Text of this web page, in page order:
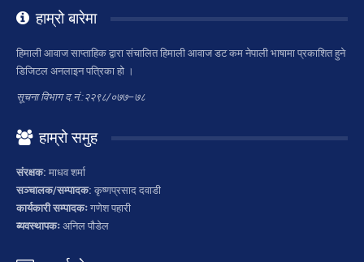
हाम्रो बारेमा
हिमाली आवाज साप्ताहिक द्वारा संचालित हिमाली आवाज डट कम नेपाली भाषामा प्रकाशित हुने
डिजिटल अनलाइन पत्रिका हो ।
सूचना विभाग द.नं.:२२९८/०७७–७८
हाम्रो समुह
संरक्षक: माधव शर्मा
सञ्चालक/सम्पादक: कृष्णप्रसाद दवाडी
कार्यकारी सम्पादकः गणेश पहारी
ब्यवस्थापकः अनिल पौडेल